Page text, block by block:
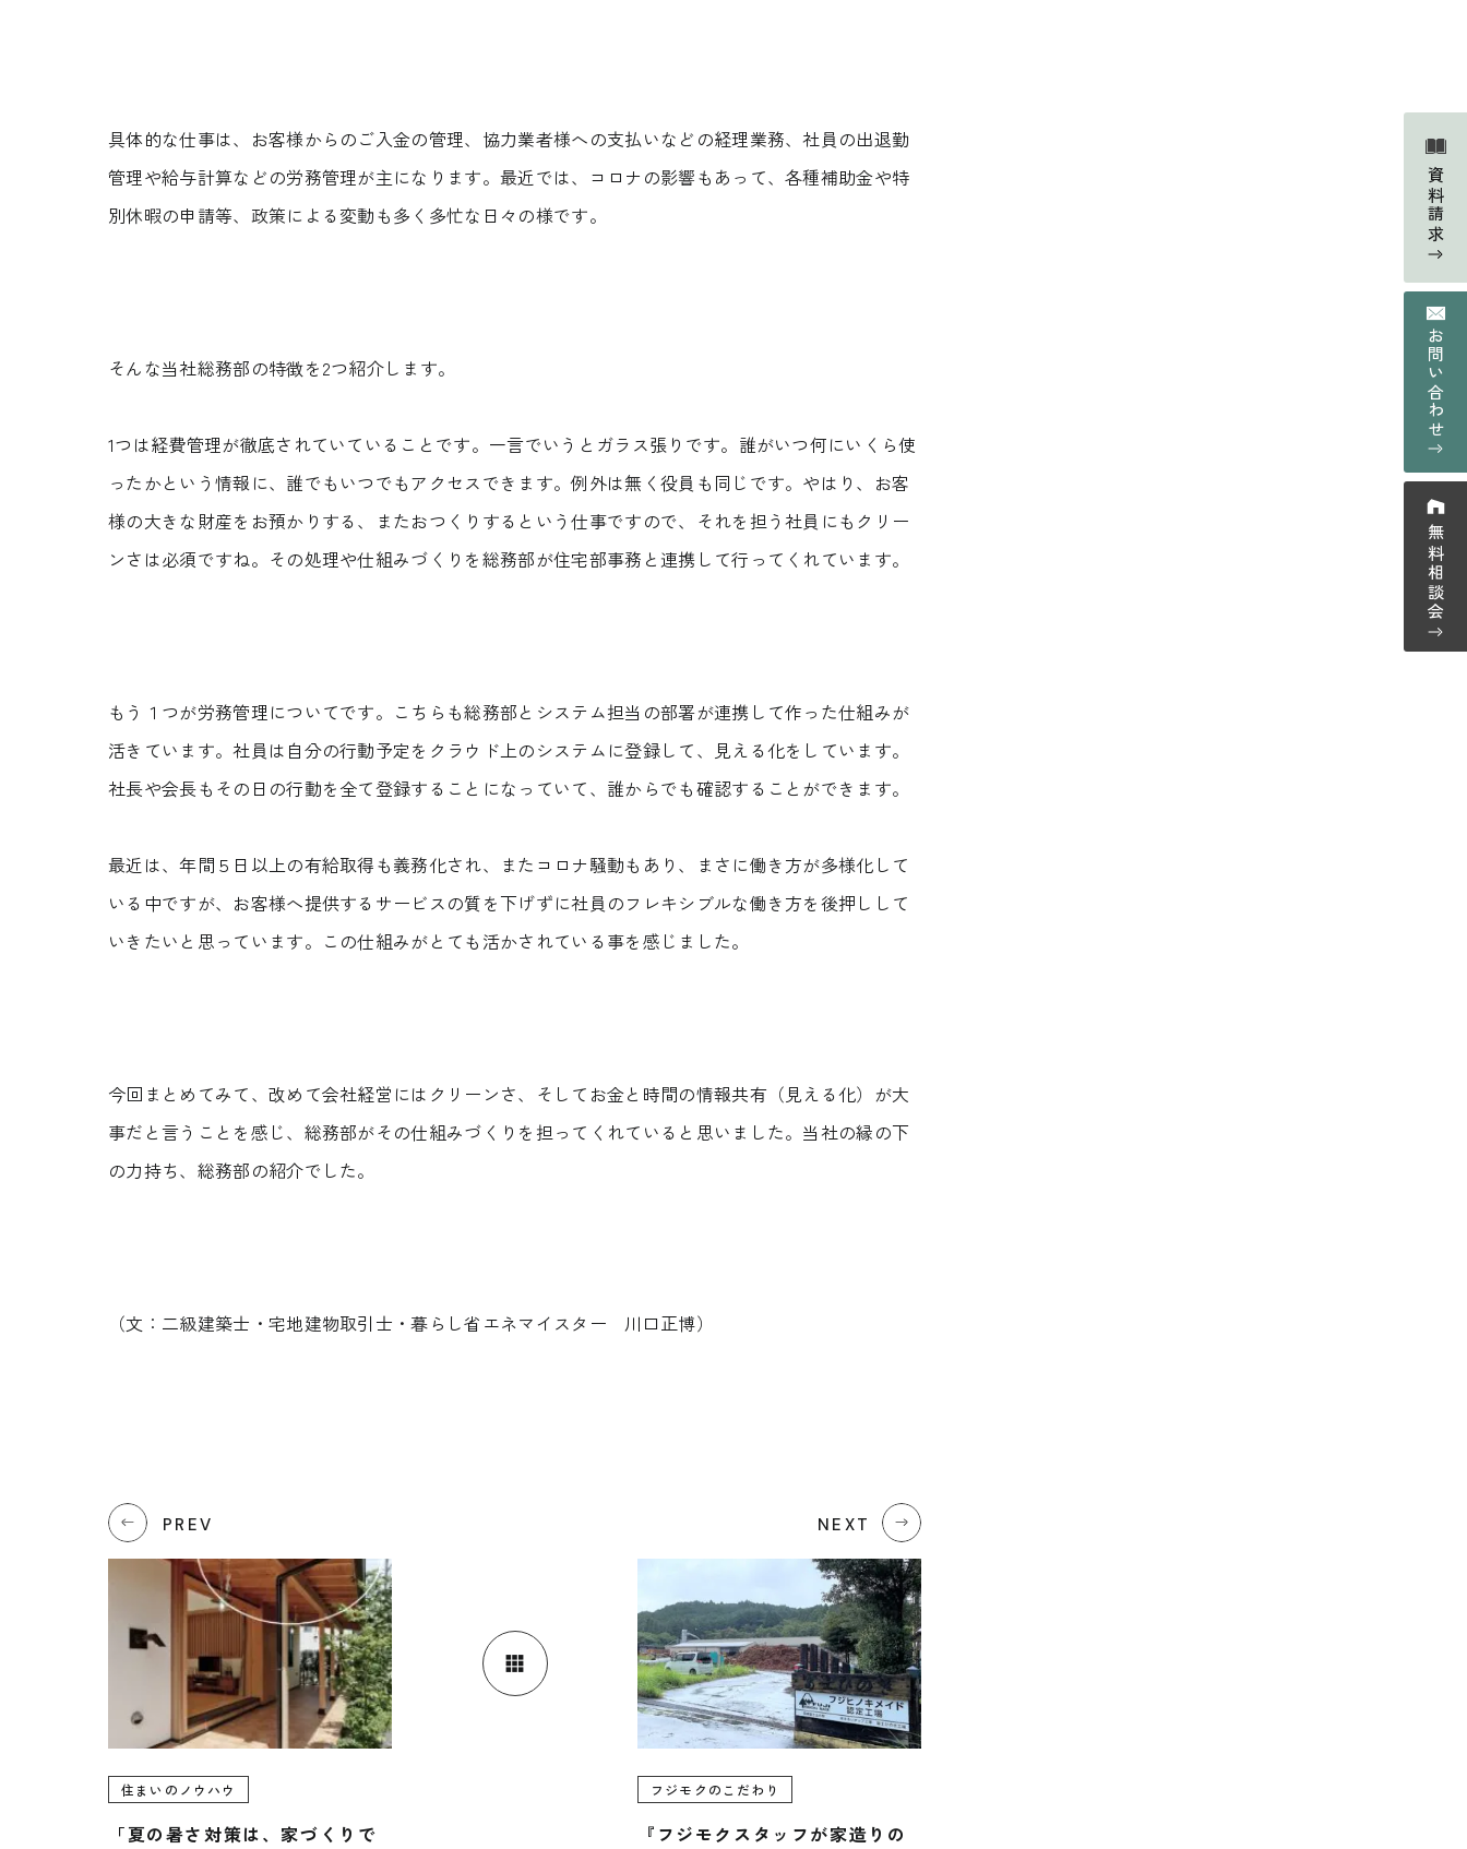
資料請求
REQUEST INFO
お問い合わせ
無料相談会
CONSULTATION
About FUJIMOKU’S HOUSE
フジモクの家について
Company
会社情報
Staff
Works
施工事例
Showroom
ショールーム紹介
Modelhouse
モデルハウス紹介
具体的な仕事は、お客様からのご入金の管理、協力業者様への支払いなどの経理業務、社員の出退勤
管理や給与計算などの労務管理が主になります。最近では、コロナの影響もあって、各種補助金や特
別休暇の申請等、政策による変動も多く多忙な日々の様です。
そんな当社総務部の特徴を2つ紹介します。
1つは経費管理が徹底されていていることです。一言でいうとガラス張りです。誰がいつ何にいくら使
ったかという情報に、誰でもいつでもアクセスできます。例外は無く役員も同じです。やはり、お客
様の大きな財産をお預かりする、またおつくりするという仕事ですので、それを担う社員にもクリー
ンさは必須ですね。その処理や仕組みづくりを総務部が住宅部事務と連携して行ってくれています。
もう１つが労務管理についてです。こちらも総務部とシステム担当の部署が連携して作った仕組みが
活きています。社員は自分の行動予定をクラウド上のシステムに登録して、見える化をしています。
社長や会長もその日の行動を全て登録することになっていて、誰からでも確認することができます。
最近は、年間５日以上の有給取得も義務化され、またコロナ騒動もあり、まさに働き方が多様化して
いる中ですが、お客様へ提供するサービスの質を下げずに社員のフレキシブルな働き方を後押しして
いきたいと思っています。この仕組みがとても活かされている事を感じました。
今回まとめてみて、改めて会社経営にはクリーンさ、そしてお金と時間の情報共有（見える化）が大
事だと言うことを感じ、総務部がその仕組みづくりを担ってくれていると思いました。当社の縁の下
の力持ち、総務部の紹介でした。
（文：二級建築士・宅地建物取引士・暮らし省エネマイスター 川口正博）
PREV
住まいのノウハウ
「夏の暑さ対策は、家づくりで
NEXT
フジモクのこだわり
『フジモクスタッフが家造りの
資料請求
お問い合わせ
無料相談会